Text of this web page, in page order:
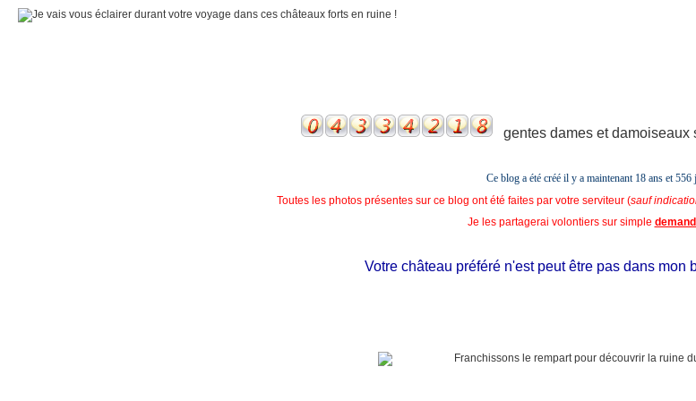
gentes dames et damoiseaux
Ce blog a été créé il y a maintenant 18 ans et556
Toutes les photos présentes sur ce blog ont été faites par votre serviteur (sauf
Je les partagerai volontiers sur simple
Votre château préféré n'est peut être pas dans mon